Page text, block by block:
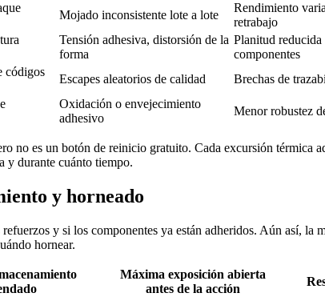
Mojado inconsistente lote a lote
Rendimiento
retrabajo
Tensión adhesiva, distorsión de la
forma
Planitud
componentes
códigos
Escapes aleatorios de calidad Brechas de
Oxidación o envejecimiento
adhesivo
Menor robustez
no es un botón de reinicio gratuito. Cada excursión térmica
y durante cuánto tiempo.
y horneado
y si los componentes ya están adheridos. Aún así, la
hornear.
Máxima exposición abierta
antes de la acción